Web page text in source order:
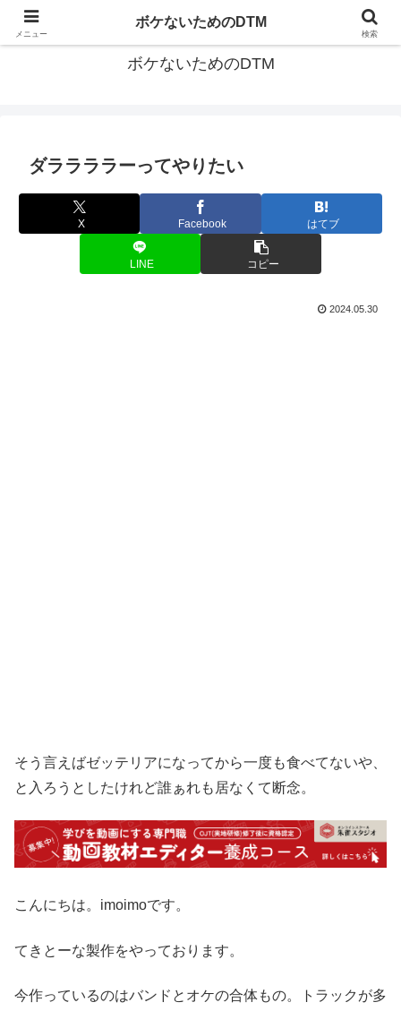
ゆる～く続ける音楽制作のあれこれや昔ばなし
ボケないためのDTM
ダララララーってやりたい
X Facebook はてブ
LINE コピー
2024.05.30
そう言えばゼッテリアになってから一度も食べてないや、
と入ろうとしたけれど誰ぁれも居なくて断念。
こんにちは。imoimoです。
てきとーな製作をやっております。
今作っているのはバンドとオケの合体もの。トラックが多
メニュー
ボケないためのDTM
検索